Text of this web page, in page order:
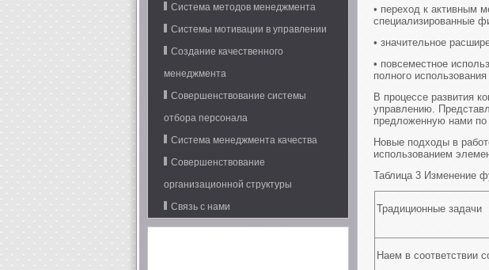
Система методов менеджмента
Системы мотивации в управлении
Создание качественного
менеджмента
Совершенствование системы
отбора персонала
Система менеджмента качества
Совершенствование
организационной структуры
Связь с нами
• переход к активным
специализированные
• значительное
• повсеместное
полного
В процессе развития
управлению.
предложенную нами по
Новые подходы в
использованием
Таблица 3 Изменение
Традиционные задачи
Наем в соответствии